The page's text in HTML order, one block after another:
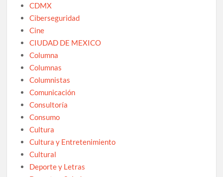
CDMX
Ciberseguridad
Cine
CIUDAD DE MEXICO
Columna
Columnas
Columnistas
Comunicación
Consultoría
Consumo
Cultura
Cultura y Entretenimiento
Cultural
Deporte y Letras